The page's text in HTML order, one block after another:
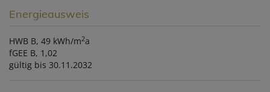
Energieausweis
HWB B, 49 kWh/m2a
fGEE B, 1,02
gültig bis 30.11.2032